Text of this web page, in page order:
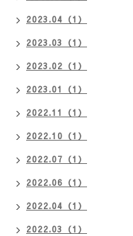
2023.04（1）
2023.03（1）
2023.02（1）
2023.01（1）
2022.11（1）
2022.10（1）
2022.07（1）
2022.06（1）
2022.04（1）
2022.03（1）